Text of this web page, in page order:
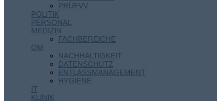
PRÜFVV
POLITIK
PERSONAL
MEDIZIN
FACHBEREICHE
QM
NACHHALTIGKEIT
DATENSCHUTZ
ENTLASSMANAGEMENT
HYGIENE
IT
KLINIK